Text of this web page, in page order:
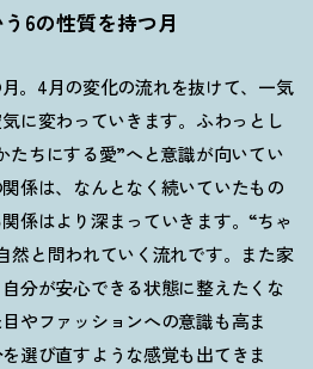
6の性質を持つ月
。 4月の変化の流れを抜けて、一気
に変わっていきます。ふわっとし
たちにする愛”へと意識が向いてい
係は、なんとなく続いていたもの
係はより深まっていきます。“ちゃ
然と問われていく流れです。また家
分が安心できる状態に整えたくな
やファッションへの意識も高ま
選び直すような感覚も出てきま